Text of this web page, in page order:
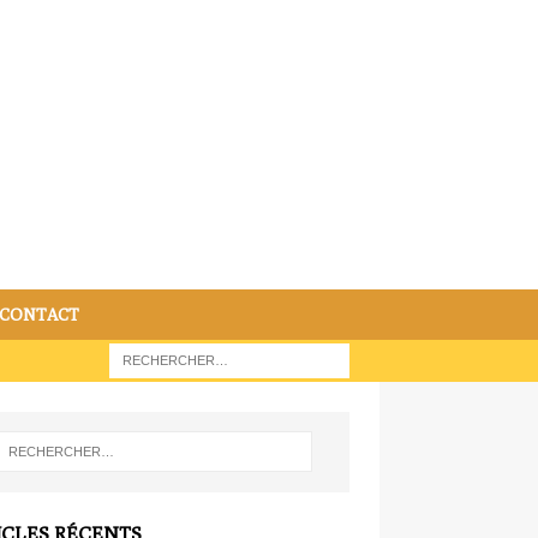
CONTACT
RÉCENTS